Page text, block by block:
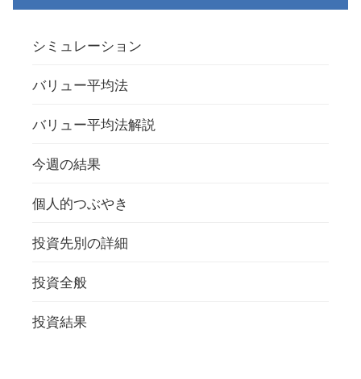
シミュレーション
バリュー平均法
バリュー平均法解説
今週の結果
個人的つぶやき
投資先別の詳細
投資全般
投資結果